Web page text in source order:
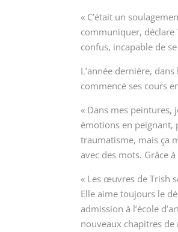
« C’était un
communiquer, déclare
confus, incapable de
L’année dernière,
commencé ses cours
« Dans mes peintures,
émotions en peignant,
traumatisme, mais ça
avec des mots. Grâce
« Les œuvres de Trish
Elle aime toujours le
admission à l’école
nouveaux chapitres